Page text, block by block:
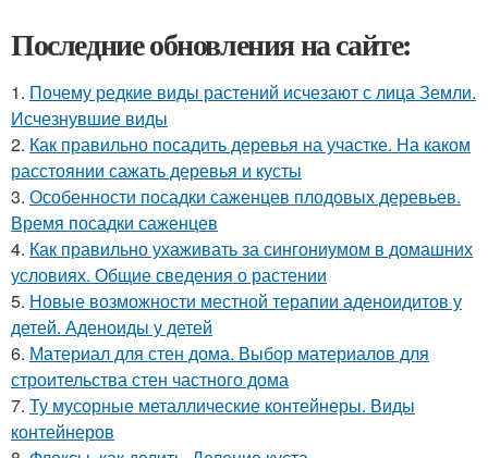
Последние обновления на сайте:
1. Почему редкие виды растений исчезают с лица Земли.
Исчезнувшие виды
2. Как правильно посадить деревья на участке. На каком
расстоянии сажать деревья и кусты
3. Особенности посадки саженцев плодовых деревьев.
Время посадки саженцев
4. Как правильно ухаживать за сингониумом в домашних
условиях. Общие сведения о растении
5. Новые возможности местной терапии аденоидитов у
детей. Аденоиды у детей
6. Материал для стен дома. Выбор материалов для
строительства стен частного дома
7. Ту мусорные металлические контейнеры. Виды
контейнеров